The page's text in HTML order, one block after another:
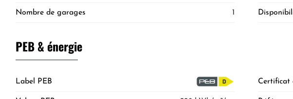
Nombre de garages 1
PEB & énergie
Label PEB Certificat